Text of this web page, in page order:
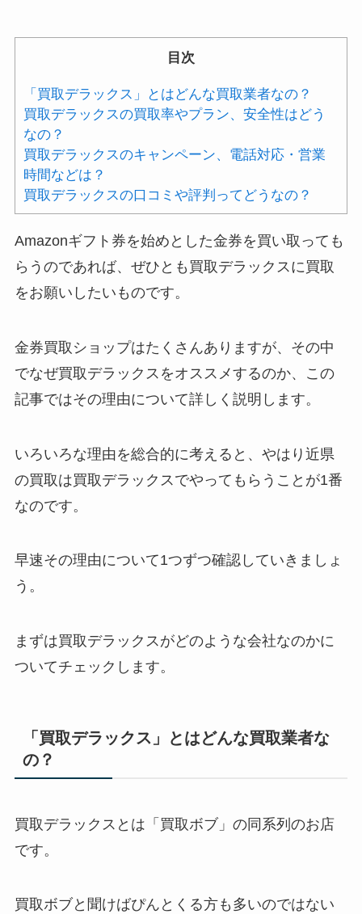
目次
「買取デラックス」とはどんな買取業者なの？
買取デラックスの買取率やプラン、安全性はどう
なの？
買取デラックスのキャンペーン、電話対応・営業
時間などは？
買取デラックスの口コミや評判ってどうなの？
Amazonギフト券を始めとした金券を買い取っても
らうのであれば、ぜひとも買取デラックスに買取
をお願いしたいものです。
金券買取ショップはたくさんありますが、その中
でなぜ買取デラックスをオススメするのか、この
記事ではその理由について詳しく説明します。
いろいろな理由を総合的に考えると、やはり近県
の買取は買取デラックスでやってもらうことが1番
なのです。
早速その理由について1つずつ確認していきましょ
う。
まずは買取デラックスがどのような会社なのかに
ついてチェックします。
「買取デラックス」とはどんな買取業者な
の？
買取デラックスとは「買取ボブ」の同系列のお店
です。
買取ボブと聞けばぴんとくる方も多いのではない